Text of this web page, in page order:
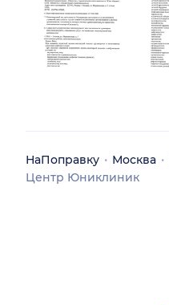
НаПоправку Москва
Центр Юниклиник